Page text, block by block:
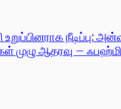
நீடிப்பு:
முழு ஆதரவு – ஃபஹ்மி